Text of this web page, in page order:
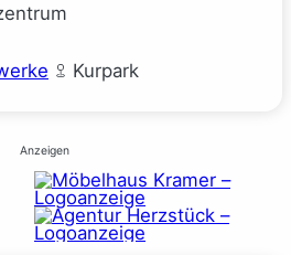
Kurpark
Anzeigen